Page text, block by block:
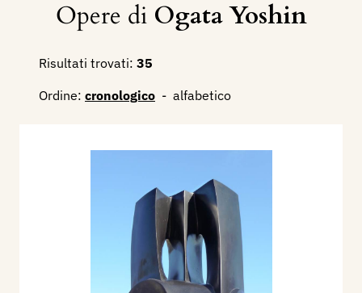
Opere di Ogata Yoshin
Risultati trovati: 35
Ordine: cronologico - alfabetico